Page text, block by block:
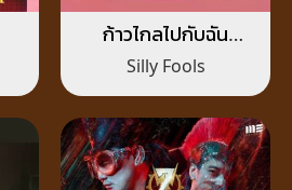
ก้าวไกลไปกับฉัน
(Yamaha X1)
Silly Fools